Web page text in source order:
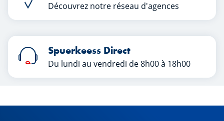
Découvrez notre réseau d'agences
Spuerkeess Direct
Du lundi au vendredi de 8h00 à 18h00